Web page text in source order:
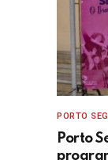
PORTO
Porto